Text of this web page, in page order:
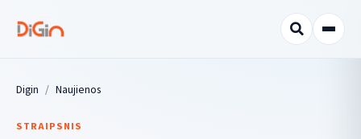
Digin Naujienos
STRAIPSNIS